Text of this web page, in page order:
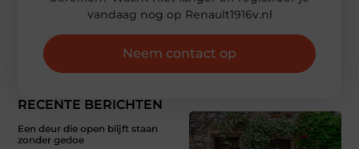
RECENTE BERICHTEN
Een deur die open blijft staan
zonder gedoe
vandaag nog op Renault1916v.nl
Neem contact op